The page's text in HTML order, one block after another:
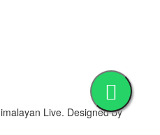
Live. Designed by